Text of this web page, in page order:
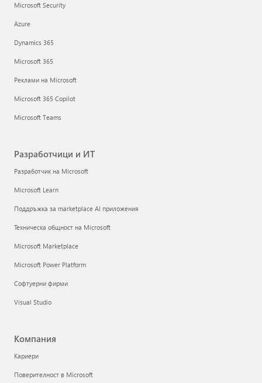
Microsoft Security
Azure
Dynamics 365
Microsoft 365
Реклами на Microsoft
Microsoft 365 Copilot
Microsoft Teams
Разработчици и ИТ
Разработчик на Microsoft
Microsoft Learn
Поддръжка за marketplace AI приложения
Техническа общност на Microsoft
Microsoft Marketplace
Microsoft Power Platform
Софтуерни фирми
Visual Studio
Компания
Кариери
Поверителност в Microsoft